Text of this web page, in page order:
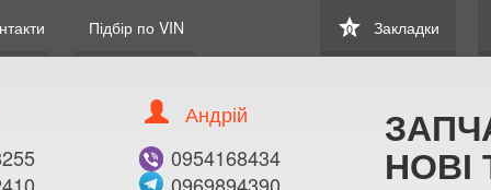
Підбір по VIN star
0 Закладки
Андрій
0954168434
НОВІ
В ЗАКЛАДКИ